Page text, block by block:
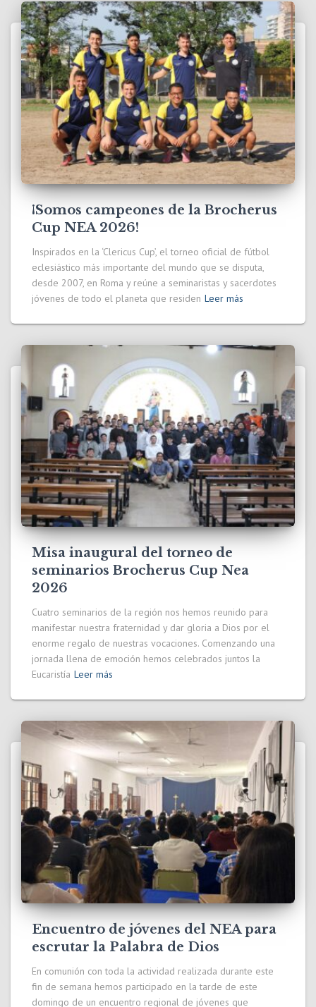
¡Somos campeones de la Brocherus
Cup NEA 2026!
Inspirados en la ‘Clericus Cup’, el torneo oficial de fútbol
eclesiástico más importante del mundo que se disputa,
desde 2007, en Roma y reúne a seminaristas y sacerdotes
jóvenes de todo el planeta que residen Leer más
Misa inaugural del torneo de
seminarios Brocherus Cup Nea
2026
Cuatro seminarios de la región nos hemos reunido para
manifestar nuestra fraternidad y dar gloria a Dios por el
enorme regalo de nuestras vocaciones. Comenzando una
jornada llena de emoción hemos celebrados juntos la
Eucaristía Leer más
Encuentro de jóvenes del NEA para
escrutar la Palabra de Dios
En comunión con toda la actividad realizada durante este
fin de semana hemos participado en la tarde de este
domingo de un encuentro regional de jóvenes que